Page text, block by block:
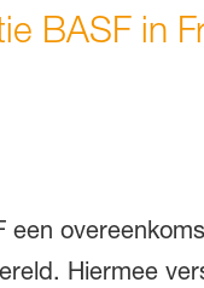
BASF in
Hiermee